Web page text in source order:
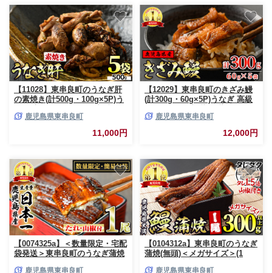
【11028】東串良町のうなぎ肝
の素焼き(計500g・100g×5P)う
島 ふるさと 人気【アクアおお
鹿児島県東串良町
11,000円
【12029】東串良町のきざみ鰻
(計300g・60g×5P)うなぎ 高級
れ 鹿児島 ふるさと 人気【アク
鹿児島県東串良町
12,000円
【0074325a】＜数量限定・宅配
袋発送＞東串良町のうなぎ蒲焼
鹿児島県東串良町
【0104312a】東串良町のうなぎ
蒲焼(無頭)＜メガサイズ＞(1
鹿児島県東串良町